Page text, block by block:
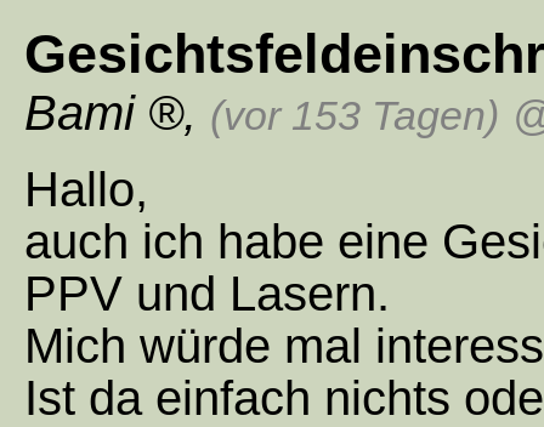
Bami , (vor 153 Tagen)
Hallo,
auch ich habe eine
PPV und Lasern.
Mich würde mal
Ist da einfach nichts